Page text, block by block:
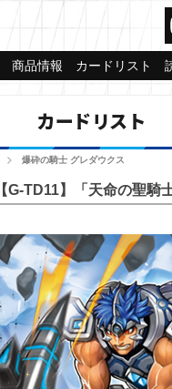
商品情報 カードリスト
カードリスト
爆砕の騎士 グレダウクス
【G-TD11】「天命の聖騎士